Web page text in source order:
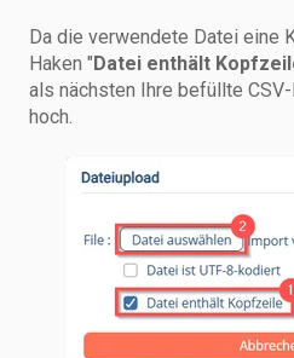
Da die verwendete Datei eine
Haken "Datei enthält
als nächsten Ihre befüllte
hoch.